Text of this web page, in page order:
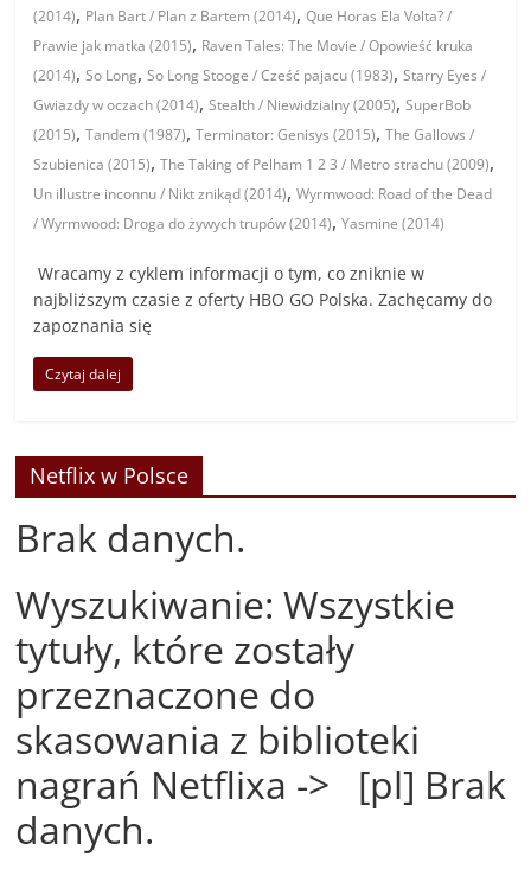
(2014), Plan Bart / Plan z Bartem (2014),Que Horas Ela Volta? /
Prawie jak matka (2015), Raven Tales: The Movie / Opowieść kruka
(2014),So Long,So Long Stooge / Cześć pajacu (1983),Starry Eyes /
Gwiazdy w oczach (2014),Stealth / Niewidzialny (2005),SuperBob
(2015),Tandem (1987),Terminator: Genisys (2015),The Gallows /
Szubienica (2015),The Taking of Pelham 1 2 3 / Metro strachu (2009),
Un illustre inconnu / Nikt znikąd (2014),Wyrmwood: Road of the Dead
/ Wyrmwood: Droga do żywych trupów (2014),Yasmine (2014)
Wracamy z cyklem informacji o tym, co zniknie w
najbliższym czasie z oferty HBO GO Polska. Zachęcamy do
zapoznania się
Czytaj dalej
Netflix w Polsce
Brak danych.
Wyszukiwanie: Wszystkie
tytuły, które zostały
przeznaczone do
skasowania z biblioteki
nagrań Netflixa -> [pl] Brak
danych.